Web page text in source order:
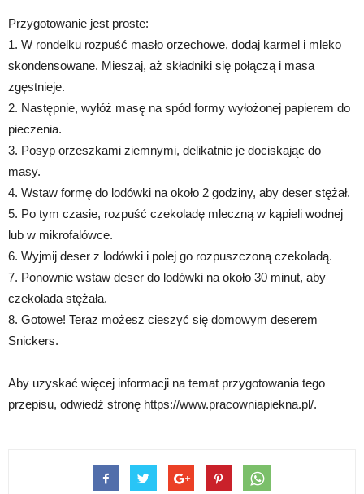
Przygotowanie jest proste:
1. W rondelku rozpuść masło orzechowe, dodaj karmel i mleko
skondensowane. Mieszaj, aż składniki się połączą i masa
zgęstnieje.
2. Następnie, wyłóż masę na spód formy wyłożonej papierem do
pieczenia.
3. Posyp orzeszkami ziemnymi, delikatnie je dociskając do
masy.
4. Wstaw formę do lodówki na około 2 godziny, aby deser stężał.
5. Po tym czasie, rozpuść czekoladę mleczną w kąpieli wodnej
lub w mikrofalówce.
6. Wyjmij deser z lodówki i polej go rozpuszczoną czekoladą.
7. Ponownie wstaw deser do lodówki na około 30 minut, aby
czekolada stężała.
8. Gotowe! Teraz możesz cieszyć się domowym deserem
Snickers.
Aby uzyskać więcej informacji na temat przygotowania tego
przepisu, odwiedź stronę https://www.pracowniapiekna.pl/.